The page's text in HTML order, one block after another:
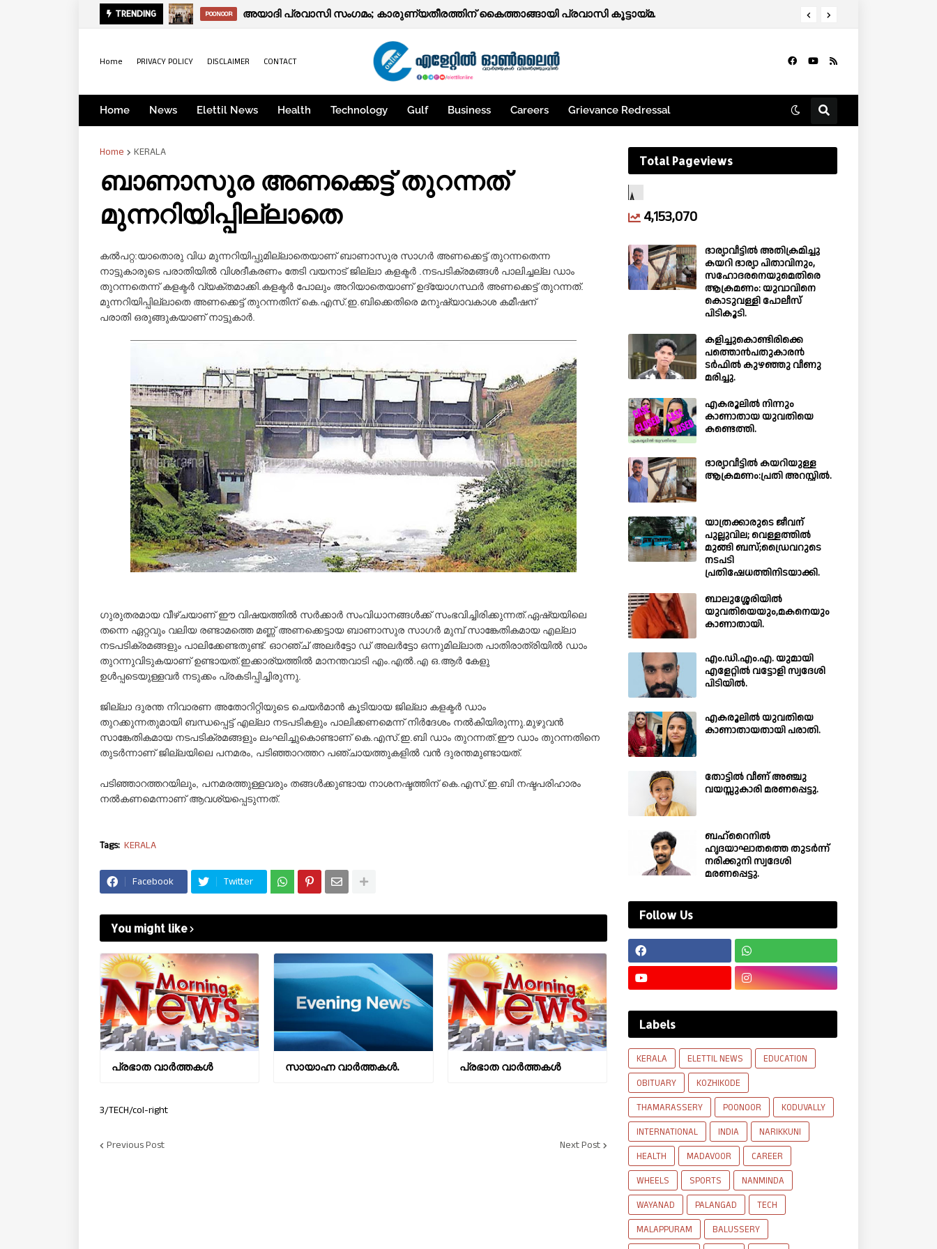
TRENDING POONOOR അയാദി പ്രവാസി സംഗമം; കാരുണ്യതീരത്തിന് കൈത്താങ്ങായി പ്രവാസി കൂട്ടായ്മ.
Home PRIVACY POLICY DISCLAIMER CONTACT
Home News Elettil News Health Technology Gulf Business Careers Grievance Redressal
Home KERALA
ബാണാസുര അണക്കെട്ട് തുറന്നത്
മുന്നറിയിപ്പില്ലാതെ
കൽപറ്റ:യാതൊരു വിധ മുന്നറിയിപ്പുമില്ലാതെയാണ്‌ ബാണാസുര സാഗര്‍ അണക്കെട്ട് തുറന്നതെന്ന
നാട്ടുകാരുടെ പരാതിയില്‍ വിശദീകരണം തേടി വയനാട്ജില്ലാ കളക്ടര്‍ നടപടിക്രമങ്ങള്‍ പാലിച്ചല്ല ഡാം
തുറന്നതെന്ന് കളക്ടര്‍ വ്യക്തമാക്കി. കളക്ടര്‍ പോലും അറിയാതെയാണ് ഉദ്യോഗസ്ഥര്‍ അണക്കെട്ട് തുറന്നത്.
മുന്നറിയിപ്പില്ലാതെ അണക്കെട്ട് തുറന്നതിന് കെ.എസ്.ഇ.ബിക്കെതിരെ മനുഷ്യാവകാശ കമീഷന്
പരാതി ഒരുങ്ങുകയാണ് നാട്ടുകാര്‍.
ഗുരുതരമായ വീഴ്ചയാണ് ഈ വിഷയത്തില്‍ സര്‍ക്കാര്‍ സംവിധാനങ്ങള്‍ക്ക് സംഭവിച്ചിരിക്കുന്നത്.ഏഷ്യയിലെ
തന്നെ ഏറ്റവും വലിയ രണ്ടാമത്തെ മണ്ണ് അണക്കെട്ടായ ബാണാസുര സാഗര്‍ മുമ്പ്‌ സാങ്കേതികമായ എല്ലാ
നടപടിക്രമങ്ങളും പാലിക്കേണ്ടതുണ്ട്. ഓറഞ്ച് അലര്‍ട്ടോ ഡ് അലര്‍ട്ടോ ഒന്നുമില്ലാത പാതിരാത്രിയില്‍ ഡാം
തുറന്നുവിടുകയാണ് ഉണ്ടായത്.ഇക്കാര്യത്തില്‍ മാനന്തവാടി എം.എല്‍.എ ഒ.ആര്‍ കേളു
ഉള്‍പ്പടെയുള്ളവര്‍ നടുക്കം പ്രകടിപ്പിച്ചിരുന്നു.
ജില്ലാ ദുരന്ത നിവാരണ അതോറിറ്റിയുടെ ചെയര്‍മാന്‍ കൂടിയായ ജില്ലാ കളക്ടര്‍ ഡാം
തുറക്കുന്നതുമായി ബന്ധപ്പെട്ട് എല്ലാ നടപടികളും പാലിക്കണമെന്ന് നിര്‍ദേശം നല്‍കിയിരുന്നു. മുഴുവന്‍
സാങ്കേതികമായ നടപടിക്രമങ്ങളും ലംഘിച്ചുകൊണ്ടാണ്‌ കെ.എസ്.ഇ.ബി ഡാം തുറന്നത്.ഈ ഡാം തുറന്നതിനെ
തുടര്‍ന്നാണ് ജില്ലയിലെ പനമരം, പടിഞ്ഞാറത്തറ പഞ്ചായത്തുകളില്‍ വന്‍ ദുരന്തമുണ്ടായത്.
പടിഞ്ഞാറത്തറയിലും, പനമരത്തുള്ളവരും തങ്ങള്‍ക്കുണ്ടായ നാശനഷ്ടത്തിന് കെ.എസ്.ഇ.ബി നഷ്ടപരിഹാരം
നല്‍കണമെന്നാണ് ആവശ്യപ്പെടുന്നത്‌.
Tags: KERALA
Facebook Twitter
You might like
പ്രഭാത വാർത്തകൾ സായാഹ്ന വാര്‍ത്തകള്‍. പ്രഭാത വാർത്തകൾ
3/TECH/col-right
Previous Post Next Post
Total Pageviews
4,153,070
ഭാര്യാവീട്ടിൽ അതിക്രമിച്ചു
കയറി ഭാര്യാ പിതാവിനും,
സഹോദരനെയുമെതിരെ
ആക്രമണം: യുവാവിനെ
കൊടുവള്ളി പോലീസ്
പിടികൂടി.
കളിച്ചുകൊണ്ടിരിക്കെ
പത്തൊൻപതുകാരൻ
ടർഫിൽ കുഴഞ്ഞു വീണു
മരിച്ചു.
എകരൂലിൽ നിന്നും
കാണാതായ യുവതിയെ
കണ്ടെത്തി.
ഭാര്യാവീട്ടിൽ കയറിയുള്ള
ആക്രമണം:പ്രതി അറസ്റ്റിൽ.
യാത്രക്കാരുടെ ജീവന്
പുല്ലുവില; വെള്ളത്തിൽ
മുങ്ങി ബസ്;ഡ്രൈവറുടെ
നടപടി
പ്രതിഷേധത്തിനിടയാക്കി.
ബാലുശ്ശേരിയില്‍
യുവതിയെയും,മകനെയും
കാണാതായി.
എം.ഡി.എം.എ. യുമായി
എളേറ്റിൽ വട്ടോളി സ്വദേശി
പിടിയിൽ.
എകരൂലിൽ യുവതിയെ
കാണാതായതായി പരാതി.
തോട്ടിൽ വീണ് അഞ്ചു
വയസ്സുകാരി മരണപ്പെട്ടു.
ബഹ്‌റൈനിൽ
ഹൃദയാഘാതത്തെ തുടർന്ന്
നരിക്കുനി സ്വദേശി
മരണപ്പെട്ടു.
Follow Us
Labels
KERALA ELETTIL NEWS
EDUCATION
OBITUARY
KOZHIKODE
THAMARASSERY
POONOOR
KODUVALLY
INTERNATIONAL
INDIA
NARIKKUNI
HEALTH
MADAVOOR
CAREER
WHEELS
SPORTS
NANMINDA
WAYANAD
PALANGAD
TECH
MALAPPURAM
BALUSSERY